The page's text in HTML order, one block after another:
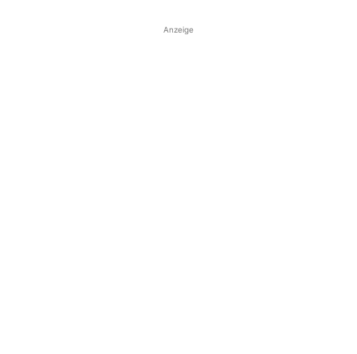
Anzeige